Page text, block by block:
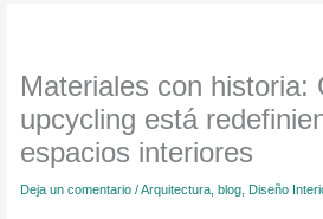
Materiales con historia:
upcycling está
espacios interiores
Deja un comentario /Arquitectura, blog, Diseño